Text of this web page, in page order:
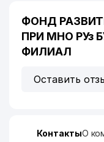
ФОНД
ПРИ МНО РУз
ФИЛИАЛ
Оставить
КонтактыО